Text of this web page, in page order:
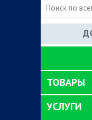
ТОВАРЫ
УСЛУГИ